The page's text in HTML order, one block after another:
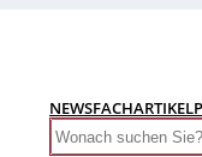
NEWSFACHARTIKEL
Search